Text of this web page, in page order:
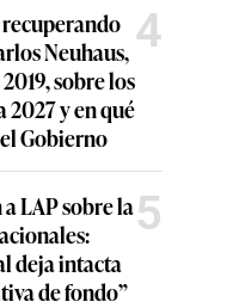
Neuhaus,
sobre los
2027 y en qué
Gobierno
4
LAP sobre la
deja intacta
de fondo”
5